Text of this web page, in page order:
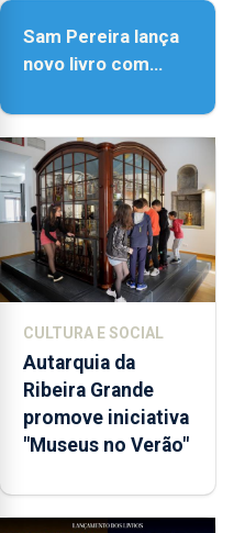
Sam Pereira lança
novo livro com
décadas de poesia
CULTURA E SOCIAL
Autarquia da
Ribeira Grande
promove iniciativa
"Museus no Verão"